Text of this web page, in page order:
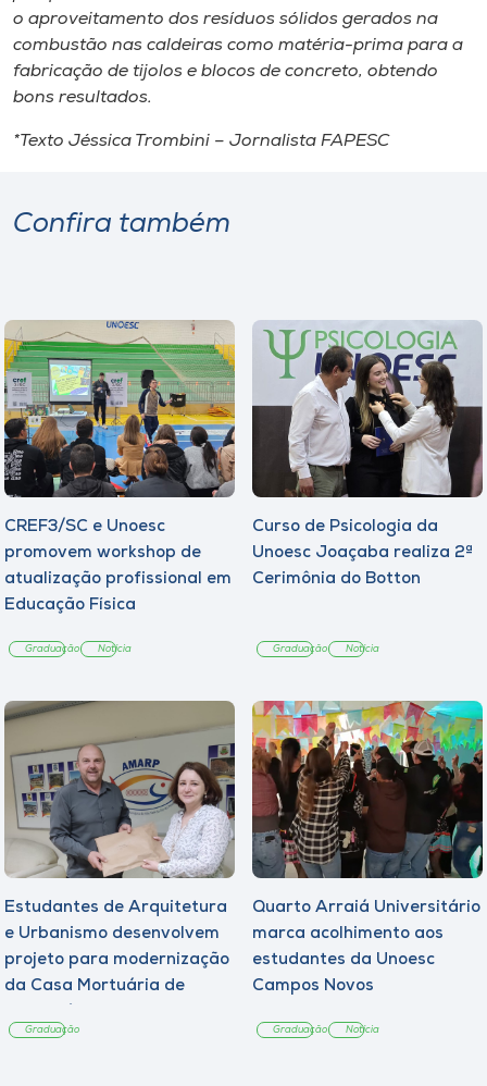
o aproveitamento dos resíduos sólidos gerados na
combustão nas caldeiras como matéria-prima para a
fabricação de tijolos e blocos de concreto, obtendo
bons resultados.
*Texto Jéssica Trombini – Jornalista FAPESC
Confira também
CREF3/SC e Unoesc
promovem workshop de
atualização profissional em
Educação Física
Graduação Notícia
Curso de Psicologia da
Unoesc Joaçaba realiza 2ª
Cerimônia do Botton
Graduação Notícia
Estudantes de Arquitetura
e Urbanismo desenvolvem
projeto para modernização
da Casa Mortuária de
Graduação
Quarto Arraiá Universitário
marca acolhimento aos
estudantes da Unoesc
Campos Novos
Graduação Notícia